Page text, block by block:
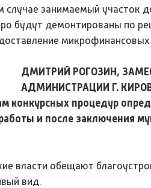
случае занимаемый участок
будут демонтированы по
микрофинансовых
ДМИТРИЙ РОГОЗИН,
АДМИНИСТРАЦИИ Г.
конкурсных процедур
и после заключения
власти обещают
вид.